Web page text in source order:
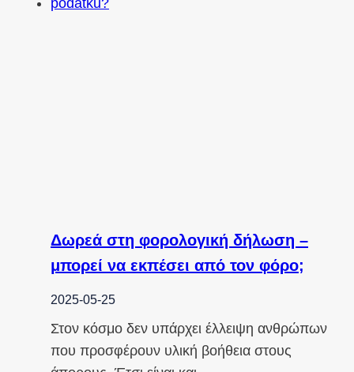
Δωρεά στη φορολογική δήλωση –
μπορεί να εκπέσει από τον φόρο;
2025-05-25
Στον κόσμο δεν υπάρχει έλλειψη ανθρώπων
που προσφέρουν υλική βοήθεια στους